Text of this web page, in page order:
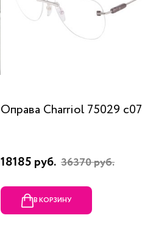
Оправа Charriol 75029 c07
18185 руб. 36370 руб.
В КОРЗИНУ